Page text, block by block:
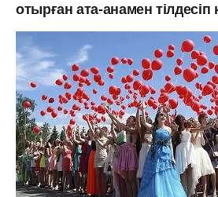
отырған ата-анамен тілдесіп